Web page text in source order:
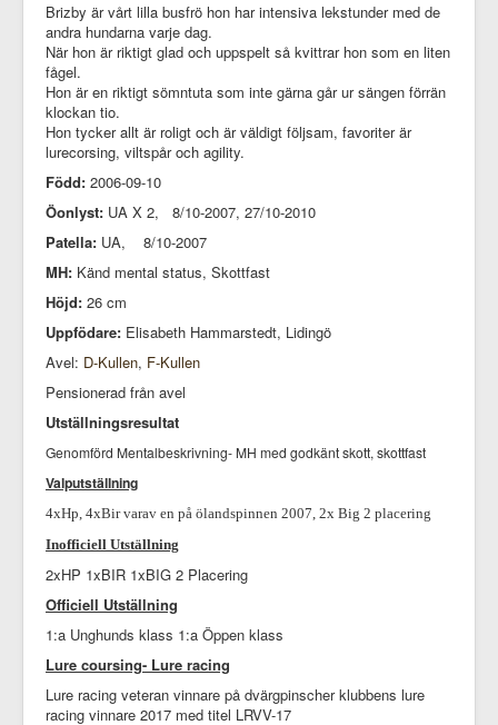
Brizby är vårt lilla busfrö hon har intensiva lekstunder med de
andra hundarna varje dag.
När hon är riktigt glad och uppspelt så kvittrar hon som en liten
fågel.
Hon är en riktigt sömntuta som inte gärna går ur sängen förrän
klockan tio.
Hon tycker allt är roligt och är väldigt följsam, favoriter är
lurecorsing, viltspår och agility.
Född: 2006-09-10
Öonlyst: UA X 2, 8/10-2007, 27/10-2010
Patella: UA, 8/10-2007
MH: Känd mental status, Skottfast
Höjd: 26 cm
Uppfödare: Elisabeth Hammarstedt, Lidingö
Avel: D-Kullen, F-Kullen
Pensionerad från avel
Utställningsresultat
Genomförd Mentalbeskrivning- MH med godkänt skott, skottfast
Valputställning
4xHp, 4xBir varav en på ölandspinnen 2007, 2x Big 2 placering
Inofficiell Utställning
2xHP 1xBIR 1xBIG 2 Placering
Officiell Utställning
1:a Unghunds klass 1:a Öppen klass
Lure coursing- Lure racing
Lure racing veteran vinnare på dvärgpinscher klubbens lure
racing vinnare 2017 med titel LRVV-17